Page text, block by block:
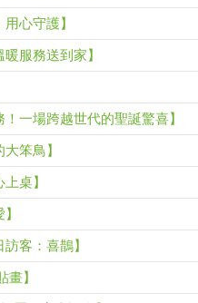
心守護】
服務送到家】
一場跨越世代的聖誕驚喜】
笨鳥】
桌】
客：喜鵲】
畫】